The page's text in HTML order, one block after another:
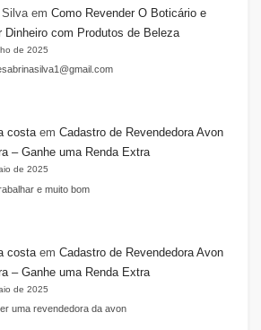
SilvaemComo Revender O Boticário e
Dinheiro com Produtos de Beleza
de 2025
costaemCadastro de Revendedora Avon
– Ganhe uma Renda Extra
de 2025
e muito bom
costa emCadastro de Revendedora Avon
– Ganhe uma Renda Extra
de 2025
uma revendedora da avon